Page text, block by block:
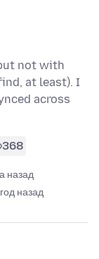
not with
at least). I
across
368
назад
назад